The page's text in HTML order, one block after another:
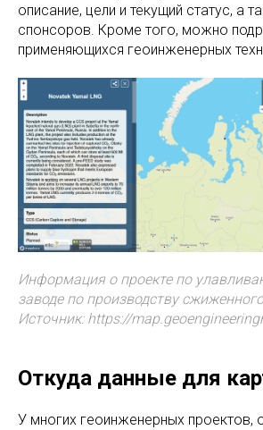
описание, цели и текущий статус, а
спонсоров. Кроме того, можно
применяющихся геоинженерных
Информация о проекте по
заводе по производству
Источник: https://
Откуда данные для
У многих геоинженерных проектов,